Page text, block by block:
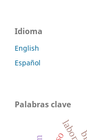
Idioma
English
Español
Palabras clave